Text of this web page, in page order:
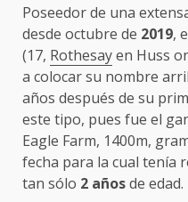
Poseedor de una
desde octubre de 2019,
(17, Rothesayen Huss
a colocar su nombre
años después de su
este tipo, pues fue el
Eagle Farm, 1400m,
fecha para la cual tenía
tan sólo 2 añosde edad.